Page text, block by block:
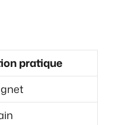
pratique